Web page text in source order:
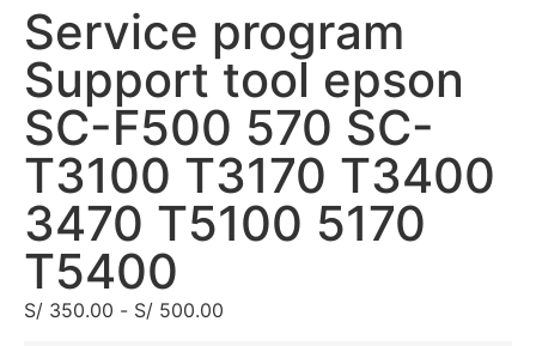
Service program
Support tool epson
SC-F500 570 SC-
T3100 T3170 T3400
3470 T5100 5170
T5400
S/ 350.00 - S/ 500.00